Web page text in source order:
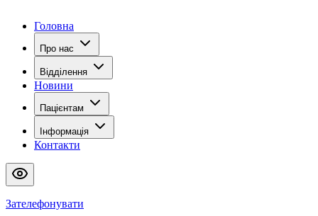
Головна
Про нас
Відділення
Новини
Пацієнтам
Інформація
Контакти
Зателефонувати